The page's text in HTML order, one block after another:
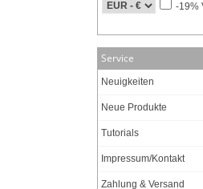
-19%
Service
Neuigkeiten
Neue Produkte
Tutorials
Impressum/Kontakt
Zahlung & Versand